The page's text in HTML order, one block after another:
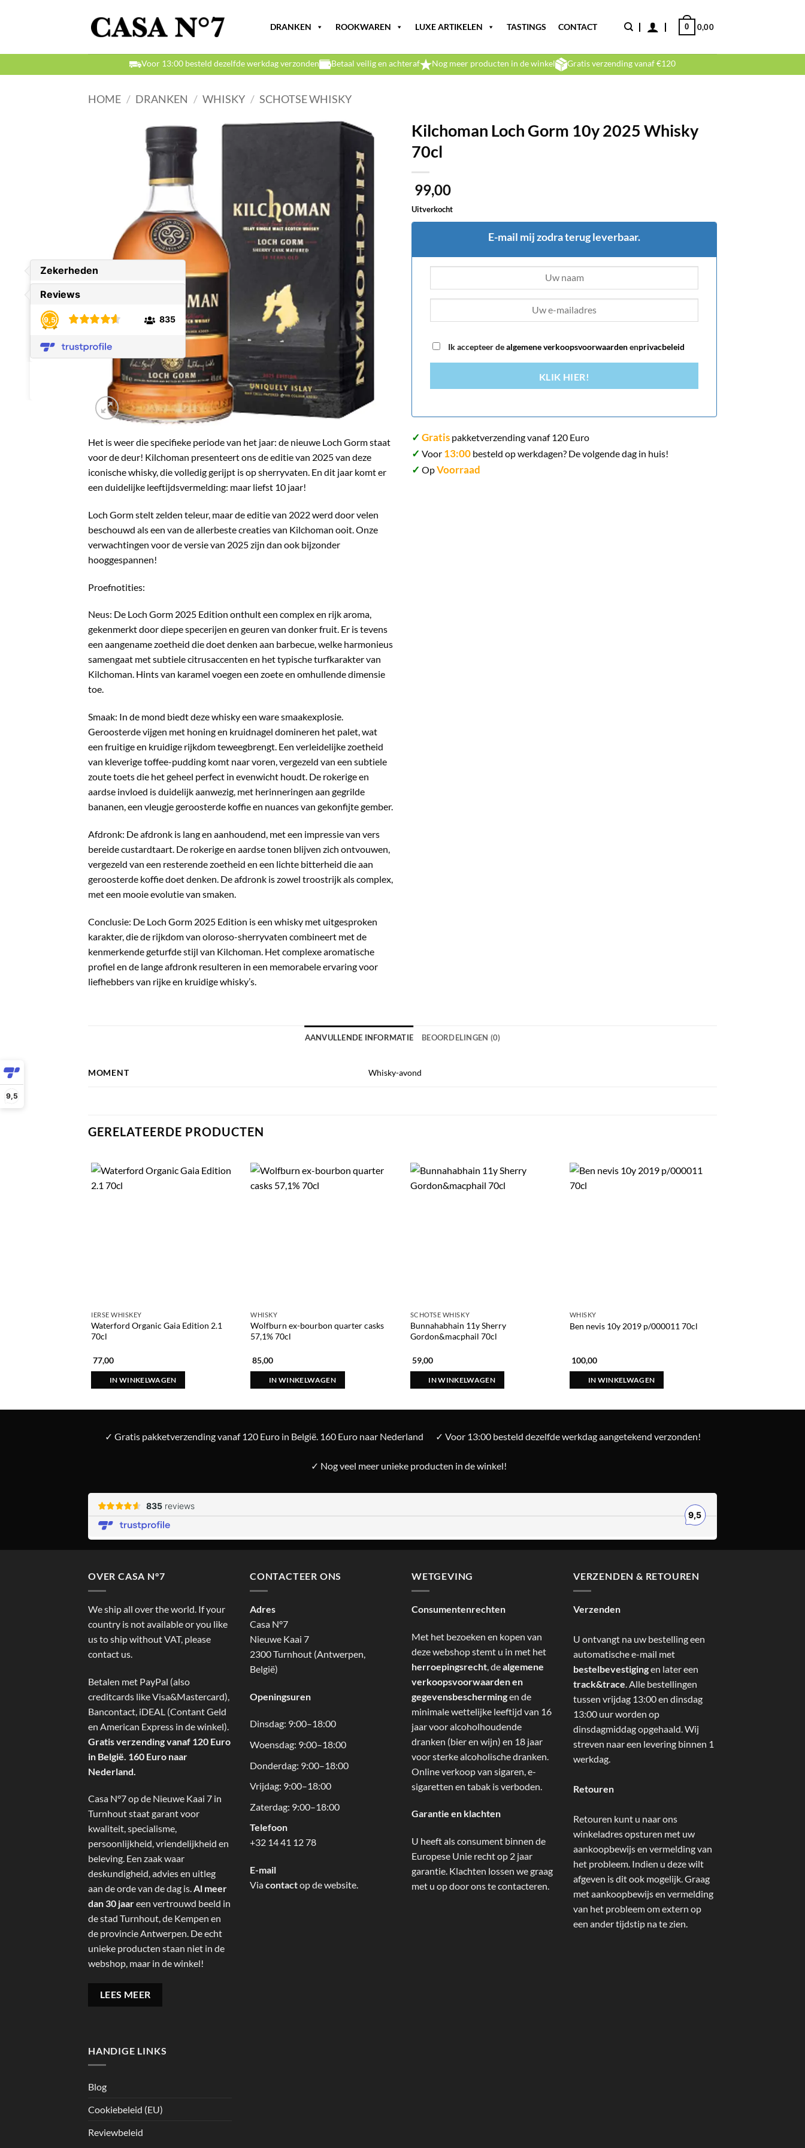
9,5
DRANKEN ROOKWAREN LUXE ARTIKELEN TASTINGS CONTACT 0,00
0
Voor 13:00 besteld dezelfde werkdag verzonden Betaal veilig en achteraf Nog meer producten in de winkel Gratis verzending vanaf €120
HOME / DRANKEN / WHISKY / SCHOTSE WHISKY
Het is weer die specifieke periode van het jaar: de nieuwe Loch Gorm staat
voor de deur! Kilchoman presenteert ons de editie van 2025 van deze
iconische whisky, die volledig gerijpt is op sherryvaten. En dit jaar komt er
een duidelijke leeftijdsvermelding: maar liefst 10 jaar!
Loch Gorm stelt zelden teleur, maar de editie van 2022 werd door velen
beschouwd als een van de allerbeste creaties van Kilchoman ooit. Onze
verwachtingen voor de versie van 2025 zijn dan ook bijzonder
hooggespannen!
Proefnotities:
Neus: De Loch Gorm 2025 Edition onthult een complex en rijk aroma,
gekenmerkt door diepe specerijen en geuren van donker fruit. Er is tevens
een aangename zoetheid die doet denken aan barbecue, welke harmonieus
samengaat met subtiele citrusaccenten en het typische turfkarakter van
Kilchoman. Hints van karamel voegen een zoete en omhullende dimensie
toe.
Smaak: In de mond biedt deze whisky een ware smaakexplosie.
Geroosterde vijgen met honing en kruidnagel domineren het palet, wat
een fruitige en kruidige rijkdom teweegbrengt. Een verleidelijke zoetheid
van kleverige toffee-pudding komt naar voren, vergezeld van een subtiele
zoute toets die het geheel perfect in evenwicht houdt. De rokerige en
aardse invloed is duidelijk aanwezig, met herinneringen aan gegrilde
bananen, een vleugje geroosterde koffie en nuances van gekonfijte gember.
Afdronk: De afdronk is lang en aanhoudend, met een impressie van vers
bereide custardtaart. De rokerige en aardse tonen blijven zich ontvouwen,
vergezeld van een resterende zoetheid en een lichte bitterheid die aan
geroosterde koffie doet denken. De afdronk is zowel troostrijk als complex,
met een mooie evolutie van smaken.
Conclusie: De Loch Gorm 2025 Edition is een whisky met uitgesproken
karakter, die de rijkdom van oloroso-sherryvaten combineert met de
kenmerkende geturfde stijl van Kilchoman. Het complexe aromatische
profiel en de lange afdronk resulteren in een memorabele ervaring voor
liefhebbers van rijke en kruidige whisky’s.
Kilchoman Loch Gorm 10y 2025 Whisky
70cl
99,00
Uitverkocht
E-mail mij zodra terug leverbaar.
Ik accepteer dealgemene verkoopsvoorwaardenenprivacbeleid
KLIK HIER!
✓ Gratis pakketverzending vanaf 120 Euro
✓ Voor 13:00 besteld op werkdagen? De volgende dag in huis!
✓ OpVoorraad
AANVULLENDE INFORMATIE BEOORDELINGEN (0)
MOMENT Whisky-avond
GERELATEERDE PRODUCTEN
IERSE WHISKEY
Waterford Organic Gaia Edition 2.1
70cl
77,00
IN WINKELWAGEN
WHISKY
Wolfburn ex-bourbon quarter casks
57,1% 70cl
85,00
IN WINKELWAGEN
SCHOTSE WHISKY
Bunnahabhain 11y Sherry
Gordon&macphail 70cl
59,00
IN WINKELWAGEN
WHISKY
Ben nevis 10y 2019 p/000011 70cl
100,00
IN WINKELWAGEN
✓ Gratis pakketverzending vanaf 120 Euro in België. 160 Euro naar Nederland ✓ Voor 13:00 besteld dezelfde werkdag aangetekend verzonden!
✓ Nog veel meer unieke producten in de winkel!
OVER CASA N°7
We ship all over the world. If your
country is not available or you like
us to ship without VAT, please
contact us.
Betalen met PayPal (also
creditcards like Visa&Mastercard),
Bancontact, iDEAL (Contant Geld
en American Express in de winkel).
Gratis verzending vanaf 120 Euro
in België. 160 Euro naar
Nederland.
Casa N°7 op de Nieuwe Kaai 7 in
Turnhout staat garant voor
kwaliteit, specialisme,
persoonlijkheid, vriendelijkheid en
beleving. Een zaak waar
deskundigheid, advies en uitleg
aan de orde van de dag is.Al meer
dan 30 jaareen vertrouwd beeld in
de stad Turnhout, de Kempen en
de provincie Antwerpen. De echt
unieke producten staan niet in de
webshop, maar in de winkel!
LEES MEER
CONTACTEER ONS
Adres
Casa N°7
Nieuwe Kaai 7
2300 Turnhout (Antwerpen,
België)
Openingsuren
Dinsdag: 9:00–18:00
Woensdag: 9:00–18:00
Donderdag: 9:00–18:00
Vrijdag: 9:00–18:00
Zaterdag: 9:00–18:00
Telefoon
+32 14 41 12 78
E-mail
Viacontactop de website.
WETGEVING
Consumentenrechten
Met het bezoeken en kopen van
deze webshop stemt u in met het
herroepingsrecht , dealgemene
verkoopsvoorwaarden en
gegevensbeschermingen de
minimale wettelijke leeftijd van 16
jaar voor alcoholhoudende
dranken (bier en wijn) en 18 jaar
voor sterke alcoholische dranken.
Online verkoop van sigaren, e-
sigaretten en tabak is verboden.
Garantie en klachten
U heeft als consument binnen de
Europese Unie recht op 2 jaar
garantie. Klachten lossen we graag
met u op door ons te contacteren.
VERZENDEN & RETOUREN
Verzenden
U ontvangt na uw bestelling een
automatische e-mail met
bestelbevestigingen later een
track&trace. Alle bestellingen
tussen vrijdag 13:00 en dinsdag
13:00 uur worden op
dinsdagmiddag opgehaald. Wij
streven naar een levering binnen 1
werkdag.
Retouren
Retouren kunt u naar ons
winkeladres opsturen met uw
aankoopbewijs en vermelding van
het probleem. Indien u deze wilt
afgeven is dit ook mogelijk. Graag
met aankoopbewijs en vermelding
van het probleem om extern op
een ander tijdstip na te zien.
HANDIGE LINKS
Blog
Cookiebeleid (EU)
Reviewbeleid